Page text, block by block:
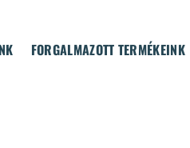
FORGALMAZOTT TERMÉKEINK